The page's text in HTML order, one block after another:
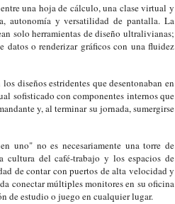
una hoja de cálculo, una clase virtual y
autonomía y versatilidad de pantalla. La
solo herramientas de diseño ultralivianas;
datos o renderizar gráficos con una fluidez
diseños estridentes que desentonaban en
sofisticado con componentes internos que
y, al terminar su jornada, sumergirse
uno" no es necesariamente una torre de
del café-trabajo y los espacios de
de contar con puertos de alta velocidad y
conectar múltiples monitores en su oficina
de estudio o juego en cualquier lugar.